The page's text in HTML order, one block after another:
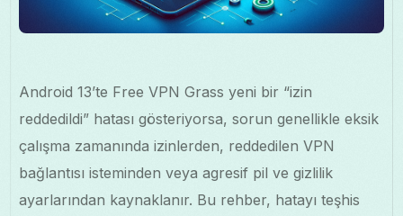
Türkçe
Android 13’te Free VPN Grass yeni bir “izin
reddedildi” hatası gösteriyorsa, sorun genellikle eksik
çalışma zamanında izinlerden, reddedilen VPN
bağlantısı isteminden veya agresif pil ve gizlilik
ayarlarından kaynaklanır. Bu rehber, hatayı teşhis